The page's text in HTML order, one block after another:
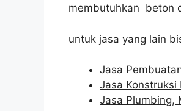
membutuhkan beton
untuk jasa yang lain
Jasa
Jasa Konstruksi
Jasa Plumbing,